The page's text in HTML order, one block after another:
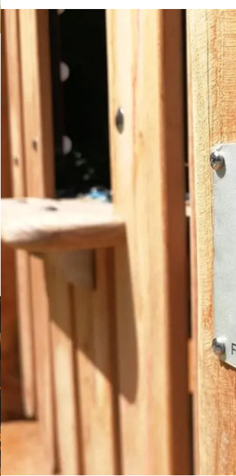
Pourquoi choisir
Choisir GAUCET, c’est faire le choix d’une
chaque décision.
C’est bénéficier :
de plus de
15 ans d’expertise
dans le
d’une
conception française maîtrisée,
,
service client dédié
, réactif et à
d’une
approche transparente et